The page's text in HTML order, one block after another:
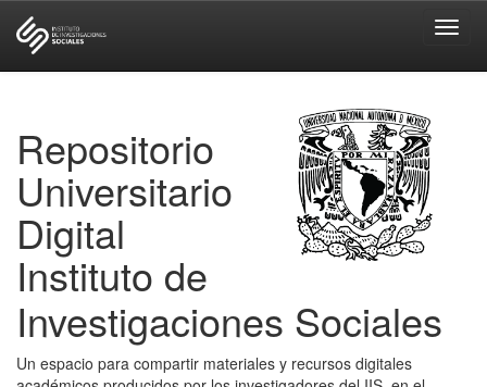
Repositorio
Universitario
Digital
Instituto de
Investigaciones Sociales
Un espacio para compartir materiales y recursos digitales